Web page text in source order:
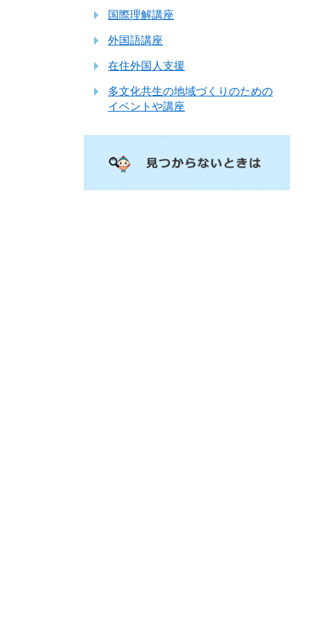
国際理解講座
外国語講座
在住外国人支援
多文化共生の地域づくりのための
イベントや講座